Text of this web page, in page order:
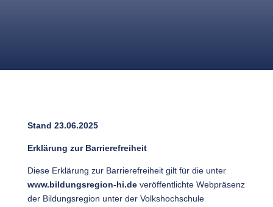
Stand 23.06.2025
Erklärung zur Barrierefreiheit
Diese Erklärung zur Barrierefreiheit gilt für die unter
www.bildungsregion-hi.deveröffentlichte Webpräsenz
der Bildungsregion unter der Volkshochschule